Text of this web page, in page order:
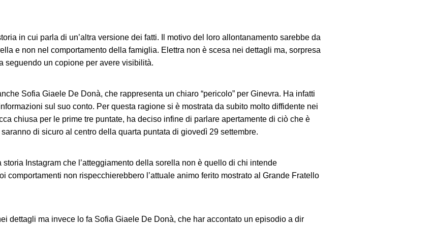
in cui parla di un’altra versione dei fatti. Il motivo del loro allontanamento sarebbe da
e non nel comportamento della famiglia. Elettra non è scesa nei dettagli ma, sorpresa
seguendo un copione per avere visibilità.
Sofia Giaele De Donà, che rappresenta un chiaro “pericolo” per Ginevra. Ha infatti
sul suo conto. Per questa ragione si è mostrata da subito molto diffidente nei
chiusa per le prime tre puntate, ha deciso infine di parlare apertamente di ciò che è
di sicuro al centro della quarta puntata di giovedì 29 settembre.
Instagram che l’atteggiamento della sorella non è quello di chi intende
comportamenti non rispecchierebbero l’attuale animo ferito mostrato al Grande Fratello
dettagli ma invece lo fa Sofia Giaele De Donà, che har accontato un episodio a dir